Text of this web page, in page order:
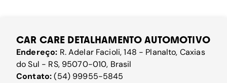
CAR CARE DETALHAMENTO AUTOMOTIVO
Endereço: R. Adelar Facioli, 148 - Planalto, Caxias
do Sul - RS, 95070-010, Brasil
Contato:(54) 99955-5845